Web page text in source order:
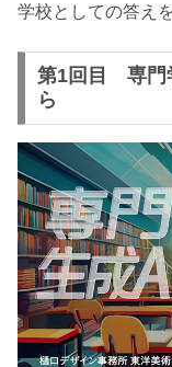
学校としての答え
第1回目 専門
ら